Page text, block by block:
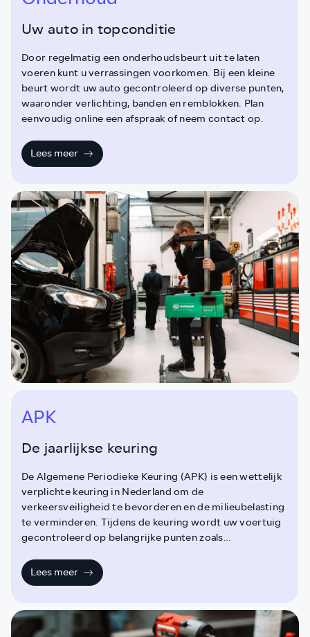
Uw auto in topconditie
Door regelmatig een onderhoudsbeurt uit te laten
voeren kunt u verrassingen voorkomen. Bij een kleine
beurt wordt uw auto gecontroleerd op diverse punten,
waaronder verlichting, banden en remblokken. Plan
eenvoudig online een afspraak of neem contact op.
Lees meer
APK
De jaarlijkse keuring
De Algemene Periodieke Keuring (APK) is een wettelijk
verplichte keuring in Nederland om de
verkeersveiligheid te bevorderen en de milieubelasting
te verminderen. Tijdens de keuring wordt uw voertuig
gecontroleerd op belangrijke punten zoals
Lees meer